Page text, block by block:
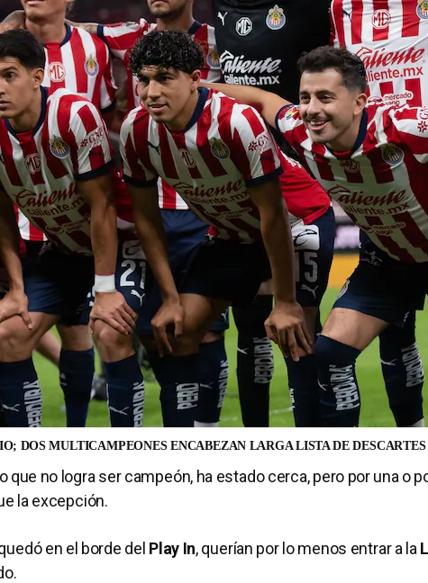
DOS MULTICAMPEONES ENCABEZAN LARGA LISTA DE DESCARTES
que no logra ser campeón, ha estado cerca, pero por una o
la excepción.
en el borde del Play In, querían por lo menos entrar a la